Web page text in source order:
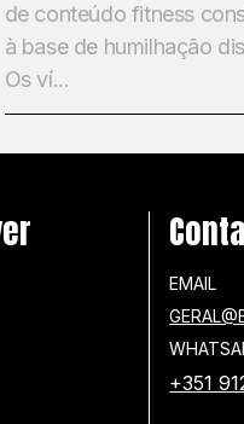
de conteúdo fitness
à base de humilhação
Os ví...
EMAIL
+351